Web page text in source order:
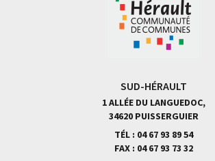
SUD-HÉRAULT
1 ALLÉE DU LANGUEDOC,
34620 PUISSERGUIER
TÉL : 04 67 93 89 54
FAX : 04 67 93 73 32